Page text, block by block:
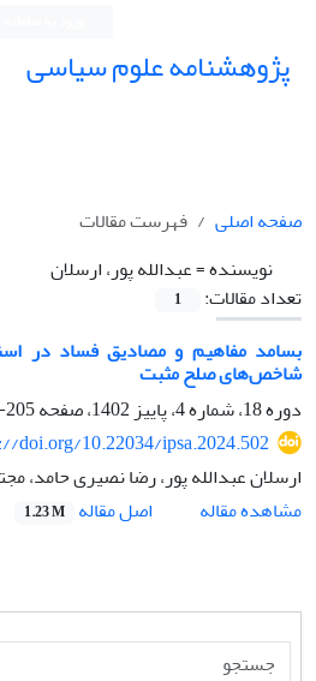
پژوهشنامه علوم سیاسی
صفحه اصلی
فهرست مقالات
نویسنده =عبدالله پور، ارسلان
تعداد مقالات:
1
بسامد مفاهیم و مصادیق فساد در
شاخص‌های صلح مثبت
دوره 18، شماره 4، پاییز 1402، صفحه
205-236
doi.org/10.22034/ipsa.2024.502
ارسلان عبدالله پور، رضا نصیری حامد،
مشاهده مقاله
اصل مقاله 1.23 M